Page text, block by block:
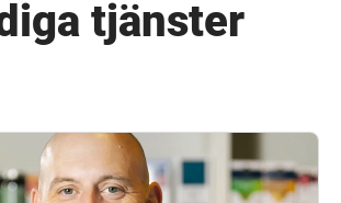
tjänster